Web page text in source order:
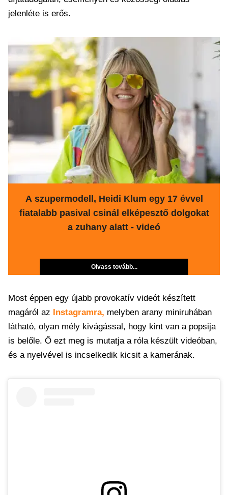
jelenléte is erős.
A szupermodell, Heidi Klum egy 17 évvel
fiatalabb pasival csinál elképesztő dolgokat
a zuhany alatt - videó
Olvass tovább...
Most éppen egy újabb provokatív videót készített
magáról az Instagramra, melyben arany miniruhában
látható, olyan mély kivágással, hogy kint van a popsija
is belőle. Ő ezt meg is mutatja a róla készült videóban,
és a nyelvével is incselkedik kicsit a kamerának.